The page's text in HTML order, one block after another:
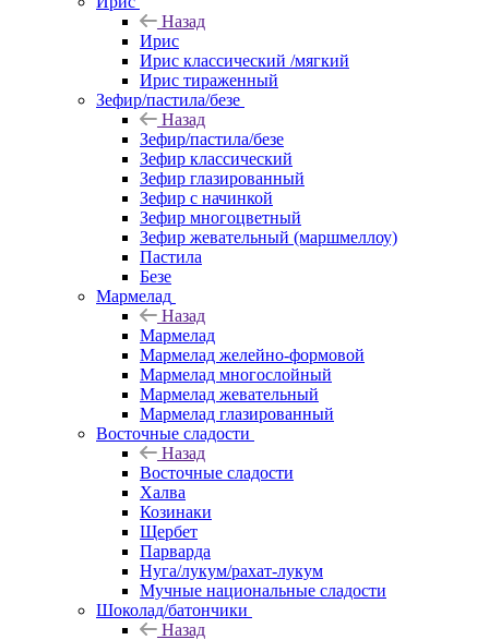
Назад
Ирис
Ирис классический /мягкий
Ирис тираженный
Зефир/пастила/безе
Назад
Зефир/пастила/безе
Зефир классический
Зефир глазированный
Зефир с начинкой
Зефир многоцветный
Зефир жевательный (маршмеллоу)
Пастила
Безе
Мармелад
Назад
Мармелад
Мармелад желейно-формовой
Мармелад многослойный
Мармелад жевательный
Мармелад глазированный
Восточные сладости
Назад
Восточные сладости
Халва
Козинаки
Щербет
Парварда
Нуга/лукум/рахат-лукум
Мучные национальные сладости
Шоколад/батончики
Назад